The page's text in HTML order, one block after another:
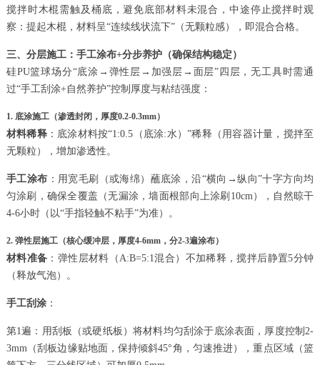
搅拌时木棍需触及桶底，避免底部材料未混合，中途停止搅拌时观
察：提起木棍，材料呈“连续线状流下”（无颗粒感），即混合合格。
三、分层施工：手工涂布+分步养护（确保结构稳定）
硅PU篮球场分“底涂→弹性层→加强层→面层”四层，无工具时需通
过“手工刮涂+自然养护”控制厚度与粘结强度：
1. 底涂施工（渗透封闭，厚度0.2-0.3mm）
材料稀释：底涂材料按“1:0.5（底涂:水）”稀释（用容器计量，搅拌至
无颗粒），增加渗透性。
手工涂布 ：用宽毛刷（或海绵）蘸底涂，沿“横向→纵向”十字方向均
匀涂刷，确保全覆盖（无漏涂，墙面根部向上涂刷10cm），自然晾干
4-6小时（以“手指轻触不粘手”为准）。
2. 弹性层施工（核心缓冲层，厚度4-6mm，分2-3遍涂布）
材料准备 ：弹性层材料（A:B=5:1混合）不加稀释，搅拌后静置5分钟
（释放气泡）。
手工刮涂：
第1遍：用刮板（或硬纸板）将材料均匀刮涂于底涂表面，厚度控制2-
3mm（刮板边缘贴地面，保持倾斜45°角，匀速推进），重点区域（篮